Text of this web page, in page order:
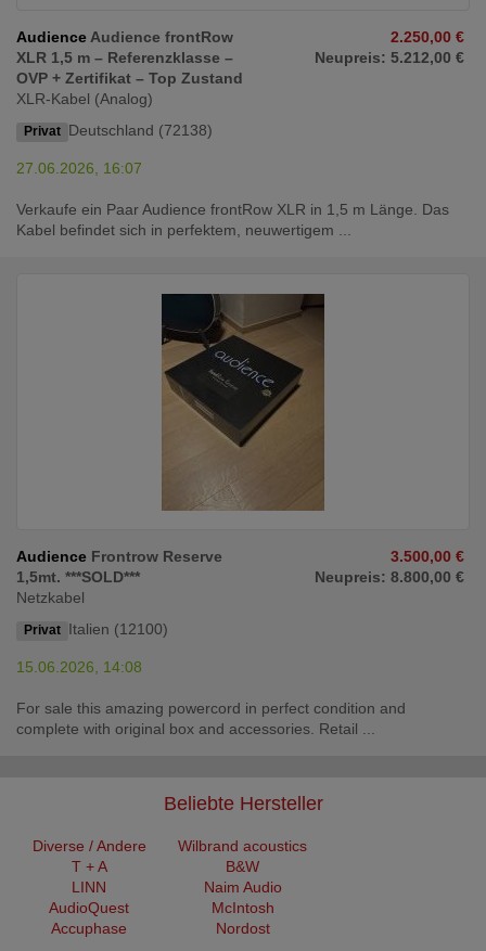
Audience Audience frontRow
XLR 1,5 m – Referenzklasse –
OVP + Zertifikat – Top Zustand
XLR-Kabel (Analog)
Privat Deutschland (72138)
2.250,00 €
Neupreis: 5.212,00 €
27.06.2026, 16:07
Verkaufe ein Paar Audience frontRow XLR in 1,5 m Länge. Das
Kabel befindet sich in perfektem, neuwertigem ...
Audience Frontrow Reserve
1,5mt. ***SOLD***
Netzkabel
Privat Italien (12100)
3.500,00 €
Neupreis: 8.800,00 €
15.06.2026, 14:08
For sale this amazing powercord in perfect condition and
complete with original box and accessories. Retail ...
Beliebte Hersteller
Diverse / Andere
Wilbrand acoustics
T + A
B&W
LINN
Naim Audio
AudioQuest
McIntosh
Accuphase
Nordost